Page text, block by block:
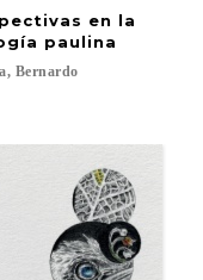
en la
paulina
Bernardo